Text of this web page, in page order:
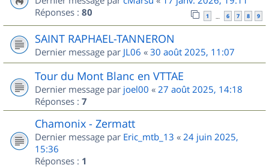
Réponses : 80 1 … 6 7 8 9
SAINT RAPHAEL-TANNERON
Dernier message par JL06 « 30 août 2025, 11:07
Tour du Mont Blanc en VTTAE
Dernier message par joel00 « 27 août 2025, 14:18
Réponses : 7
Chamonix - Zermatt
Dernier message par Eric_mtb_13 « 24 juin 2025,
15:36
Réponses : 1